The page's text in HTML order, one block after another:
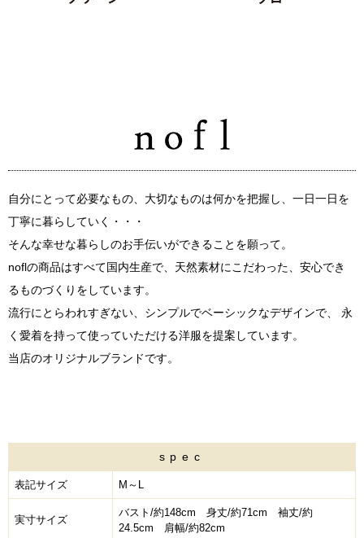
自分にとって必要なもの、大切なものは何かを把握し、一日一日を
丁寧に暮らしていく・・・
そんな幸せな暮らしのお手伝いができることを願って。
noflの商品はすべて国内生産で、天然素材にこだわった、安心でき
るものづくりをしています。
流行にとらわれすぎない、シンプルでベーシックなデザインで、 永
く愛着を持って使っていただける洋服を提案しています。
当店のオリジナルブランドです。
spec
表記サイズ M～L
実寸サイズ
バスト/約148cm 身丈/約71cm 袖丈/約
24.5cm 肩幅/約82cm